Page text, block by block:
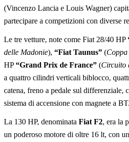
(Vincenzo Lancia e Louis Wagner)
partecipare a competizioni con diverse
Le tre vetture, note come Fiat 28/40 HP
delle Madonie), “Fiat Taunus” (
HP“Grand Prix de France” (Circuito
a quattro cilindri verticali biblocco,
catena, freno a pedale sul differenziale,
sistema di accensione con magnete a BT.
La 130 HP, denominata Fiat F2, era la
un poderoso motore di oltre 16 lt, con